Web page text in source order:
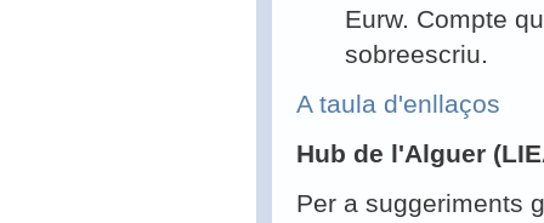
Eurw. Compte
sobreescriu.
A taula d'enllaços
Hub de l'Alguer
Per a suggeriments